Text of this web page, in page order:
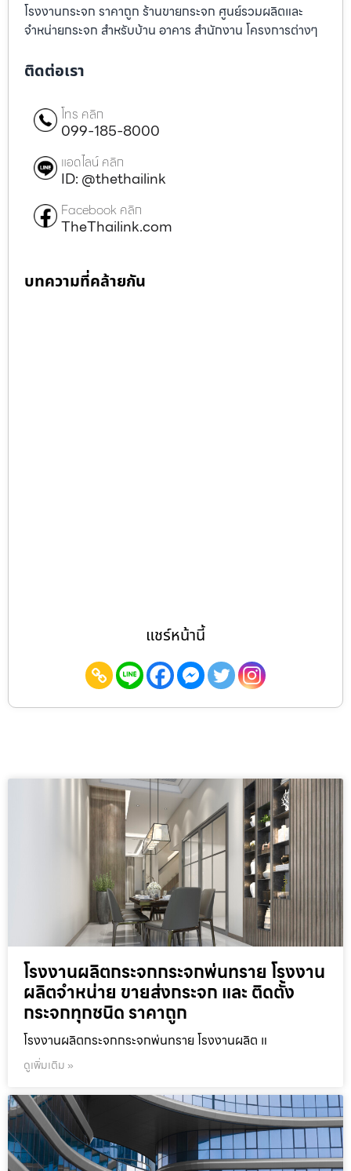
โรงงานกระจก ราคาถูก ร้านขายกระจก ศูนย์รวมผลิตและ
จำหน่ายกระจก สำหรับบ้าน อาคาร สำนักงาน โครงการต่างๆ
ติดต่อเรา
โทร คลิก
099-185-8000
แอดไลน์ คลิก
ID: @thethailink
Facebook คลิก
TheThailink.com
บทความที่คล้ายกัน
แชร์หน้านี้
โรงงานผลิตกระจกกระจกพ่นทราย โรงงาน
ผลิตจำหน่าย ขายส่งกระจก และ ติดตั้ง
กระจกทุกชนิด ราคาถูก
โรงงานผลิตกระจกกระจกพ่นทราย โรงงานผลิต แ
ดูเพิ่มเติม »